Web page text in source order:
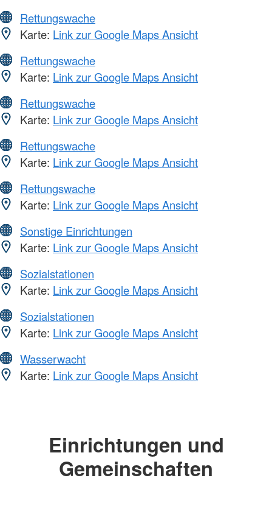
Rettungswache
Karte: Link zur Google Maps Ansicht
Rettungswache
Karte: Link zur Google Maps Ansicht
Rettungswache
Karte: Link zur Google Maps Ansicht
Rettungswache
Karte: Link zur Google Maps Ansicht
Rettungswache
Karte: Link zur Google Maps Ansicht
Sonstige Einrichtungen
Karte: Link zur Google Maps Ansicht
Sozialstationen
Karte: Link zur Google Maps Ansicht
Sozialstationen
Karte: Link zur Google Maps Ansicht
Wasserwacht
Karte: Link zur Google Maps Ansicht
Einrichtungen und
Gemeinschaften